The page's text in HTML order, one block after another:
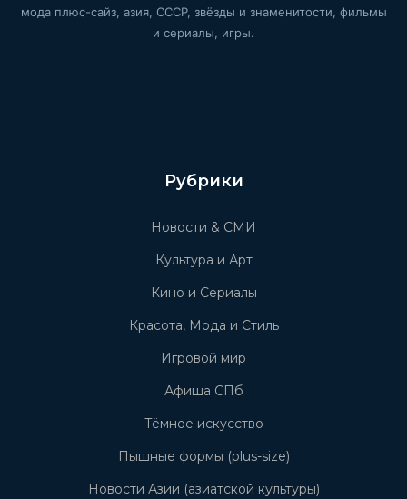
мода плюс-сайз, азия, СССР, звёзды и знаменитости, фильмы
и сериалы, игры.
Рубрики
Новости & СМИ
Культура и Арт
Кино и Сериалы
Красота, Мода и Стиль
Игровой мир
Афиша СПб
Тёмное искусство
Пышные формы (plus-size)
Новости Азии (азиатской культуры)